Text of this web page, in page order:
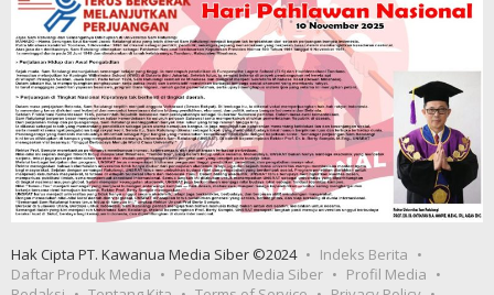
Hak Cipta PT. Kawanua Media Siber ©2024
Indeks Berita
Daftar Produk Media
Pedoman Media Siber
Profil Media